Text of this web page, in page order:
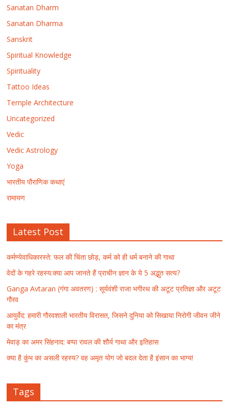
Sanatan Dharm
Sanatan Dharma
Sanskrit
Spiritual Knowledge
Spirituality
Tattoo Ideas
Temple Architecture
Uncategorized
Vedic
Vedic Astrology
Yoga
भारतीय पौराणिक कथाएं
रामायण
Latest Post
कर्मण्येवाधिकारस्ते: फल की चिंता छोड़, कर्म को ही धर्म बनाने की गाथा
वेदों के गहरे रहस्य:क्या आप जानते हैं प्राचीन ज्ञान के ये 5 अद्भुत सत्य?
Ganga Avtaran (गंगा अवतरण) : सूर्यवंशी राजा भगीरथ की अटूट प्रतिज्ञा और अटूट
गौरव
आयुर्वेद: हमारी गौरवशाली भारतीय विरासत, जिसने दुनिया को सिखाया निरोगी जीवन जीने
का मंत्र
मेवाड़ का अमर सिंहनाद: बप्पा रावल की शौर्य गाथा और इतिहास
क्या है कुंभ का असली रहस्य? वह अमृत योग जो बदल देता है इंसान का भाग्य!
Tags